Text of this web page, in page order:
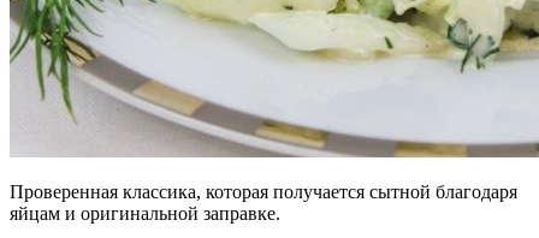
Проверенная классика, которая получается сытной благодаря
яйцам и оригинальной заправке.